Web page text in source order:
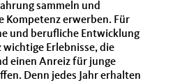
sammeln und
Kompetenz erwerben. Für
und berufliche Entwicklung
wichtige Erlebnisse, die
einen Anreiz für junge
Denn jedes Jahr erhalten